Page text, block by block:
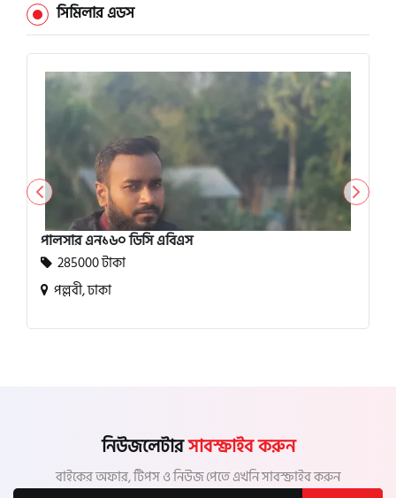
সিমিলার এডস
পালসার এন১৬০ ডিসি এবিএস
285000 টাকা
পল্লবী, ঢাকা
নিউজলেটারসাবস্ক্রাইব করুন
বাইকের অফার, টিপস ও নিউজ পেতে এখনি সাবস্ক্রাইব করুন